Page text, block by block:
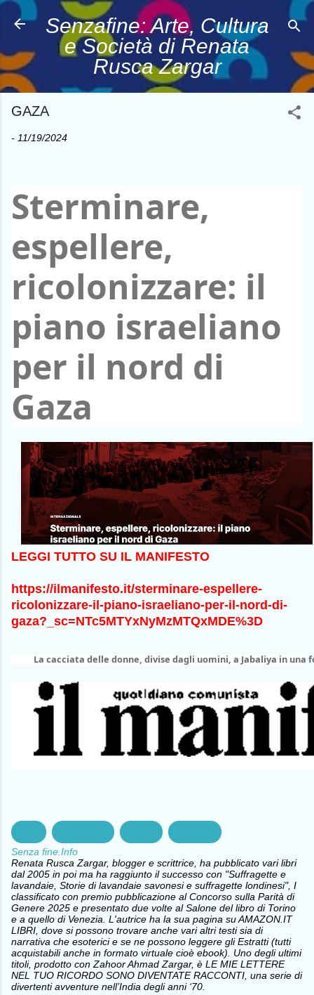
Senzafine: Arte, Cultura
e Società di Renata
Rusca Zargar
GAZA
- 11/19/2024
Sterminare,
espellere,
ricolonizzare: il
piano israeliano
per il nord di
Gaza
LEGGI TUTTO SU IL MANIFESTO
https://ilmanifesto.it/sterminare-espellere-
ricolonizzare-il-piano-israeliano-per-il-nord-di-
gaza?_sc=NTc5MTYxNyMzMTQxMDE%3D
La cacciata delle donne, divise dagli uomini, a Jabaliya in
Senza fine.Info
Renata Rusca Zargar, blogger e scrittrice, ha pubblicato vari libri
dal 2005 in poi ma ha raggiunto il successo con "Suffragette e
lavandaie, Storie di lavandaie savonesi e suffragette londinesi", I
classificato con premio pubblicazione al Concorso sulla Parità di
Genere 2025 e presentato due volte al Salone del libro di Torino
e a quello di Venezia. L'autrice ha la sua pagina su AMAZON.IT
LIBRI, dove si possono trovare anche vari altri testi sia di
narrativa che esoterici e se ne possono leggere gli Estratti (tutti
acquistabili anche in formato virtuale cioè ebook). Uno degli ultimi
titoli, prodotto con Zahoor Ahmad Zargar, è LE MIE LETTERE
NEL TUO RICORDO SONO DIVENTATE RACCONTI, una serie di
divertenti avventure nell’India degli anni ‘70.